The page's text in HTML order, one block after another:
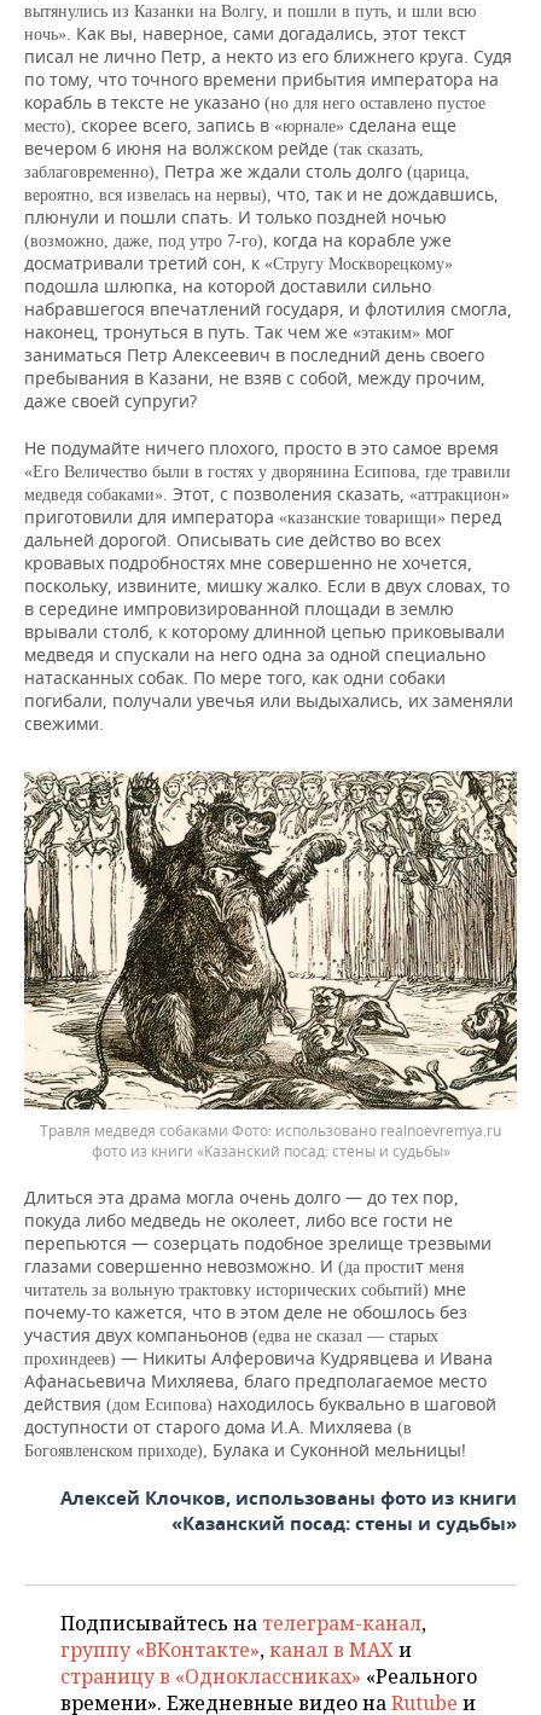
вытянулись из Казанки на Волгу, и пошли в путь, и шли всю
ночь». Как вы, наверное, сами догадались, этот текст
писал не лично Петр, а некто из его ближнего круга. Судя
по тому, что точного времени прибытия императора на
корабль в тексте не указано (но для него оставлено пустое
место), скорее всего, запись в «юрнале» сделана еще
вечером 6 июня на волжском рейде (так сказать,
заблаговременно), Петра же ждали столь долго (царица,
вероятно, вся извелась на нервы), что, так и не дождавшись,
плюнули и пошли спать. И только поздней ночью
(возможно, даже, под утро 7-го), когда на корабле уже
досматривали третий сон, к «Стругу Москворецкому»
подошла шлюпка, на которой доставили сильно
набравшегося впечатлений государя, и флотилия смогла,
наконец, тронуться в путь. Так чем же «этаким» мог
заниматься Петр Алексеевич в последний день своего
пребывания в Казани, не взяв с собой, между прочим,
даже своей супруги?
Не подумайте ничего плохого, просто в это самое время
«Его Величество были в гостях у дворянина Есипова, где травили
медведя собаками». Этот, с позволения сказать, «аттракцион»
приготовили для императора «казанские товарищи» перед
дальней дорогой. Описывать сие действо во всех
кровавых подробностях мне совершенно не хочется,
поскольку, извините, мишку жалко. Если в двух словах, то
в середине импровизированной площади в землю
врывали столб, к которому длинной цепью приковывали
медведя и спускали на него одна за одной специально
натасканных собак. По мере того, как одни собаки
погибали, получали увечья или выдыхались, их заменяли
свежими.
Травля медведя собаками
использовано realnoevremya.ru
фото из книги «Казанский посад: стены и судьбы»
Длиться эта драма могла очень долго — до тех пор,
покуда либо медведь не околеет, либо все гости не
перепьются — созерцать подобное зрелище трезвыми
глазами совершенно невозможно. И (да простит меня
читатель за вольную трактовку исторических событий) мне
почему-то кажется, что в этом деле не обошлось без
участия двух компаньонов (едва не сказал — старых
прохиндеев) — Никиты Алферовича Кудрявцева и Ивана
Афанасьевича Михляева, благо предполагаемое место
действия (дом Есипова) находилось буквально в шаговой
доступности от старого дома И.А. Михляева (в
Богоявленском приходе), Булака и Суконной мельницы!
Алексей Клочков, использованы фото из книги
«Казанский посад: стены и судьбы»
Подписывайтесь на телеграм-канал,
группу «ВКонтакте»,канал в MAXи
страницу в «Одноклассниках» «Реального
времени». Ежедневные видео наRutube и